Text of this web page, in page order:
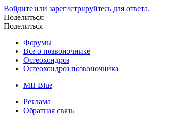
Войдите или зарегистрируйтесь для ответа.
Поделиться:
Поделиться
Форумы
Все о позвоночнике
Остеохондроз
Остеохондроз позвоночника
MH Blue
Реклама
Обратная связь